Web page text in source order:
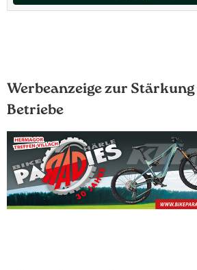
Werbeanzeige zur
Betriebe